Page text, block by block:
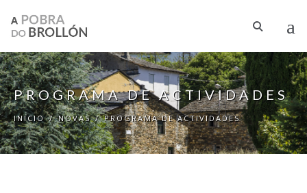
PROGRAMA DE ACTIVIDADES
INICIO / NOVAS / PROGRAMA DE ACTIVIDADES